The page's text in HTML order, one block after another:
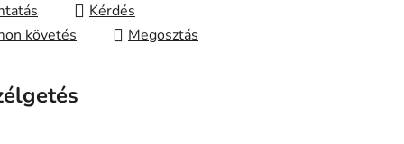
Kérdés
követés
Megosztás